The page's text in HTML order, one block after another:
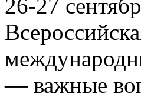
26-27
— важные